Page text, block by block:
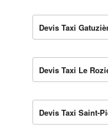
Devis Taxi
Devis Taxi Le
Devis Taxi Saint-